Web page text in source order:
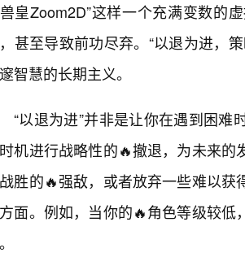
皇Zoom2D”这样一个充满变数的
甚至导致前功尽弃。“以退为进，
智慧的长期主义。
“以退为进”并非是让你在遇到困
机进行战略性的🔥撤退，为未来
胜的🔥强敌，或者放弃一些难以
面。例如，当你的🔥角色等级较